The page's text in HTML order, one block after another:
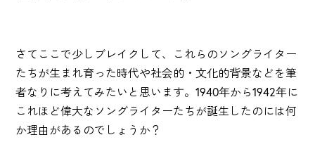
さてここで少しブレイクして、これらのソングライター
たちが生まれ育った時代や社会的・文化的背景などを筆
者なりに考えてみたいと思います。1940年から1942年に
これほど偉大なソングライターたちが誕生したのには何
か理由があるのでしょうか？